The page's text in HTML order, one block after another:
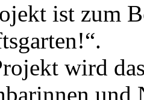
ist zum
wird
und